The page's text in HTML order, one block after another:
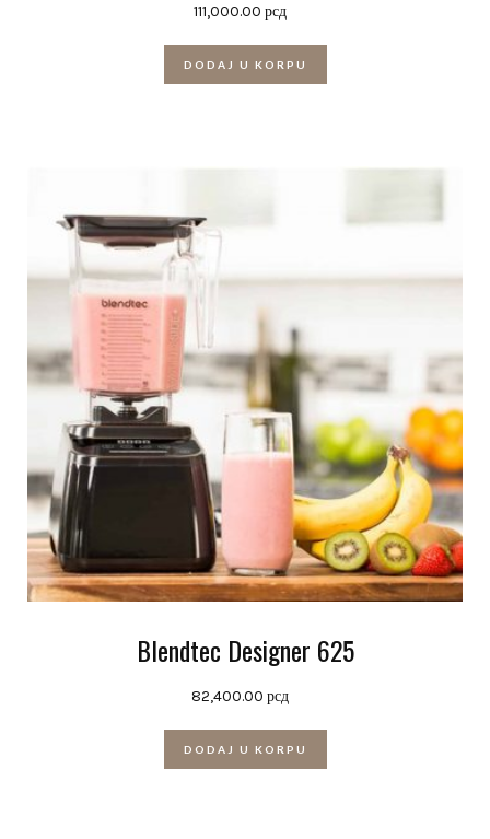
111,000.00 рсд
DODAJ U KORPU
Blendtec Designer 625
82,400.00 рсд
DODAJ U KORPU